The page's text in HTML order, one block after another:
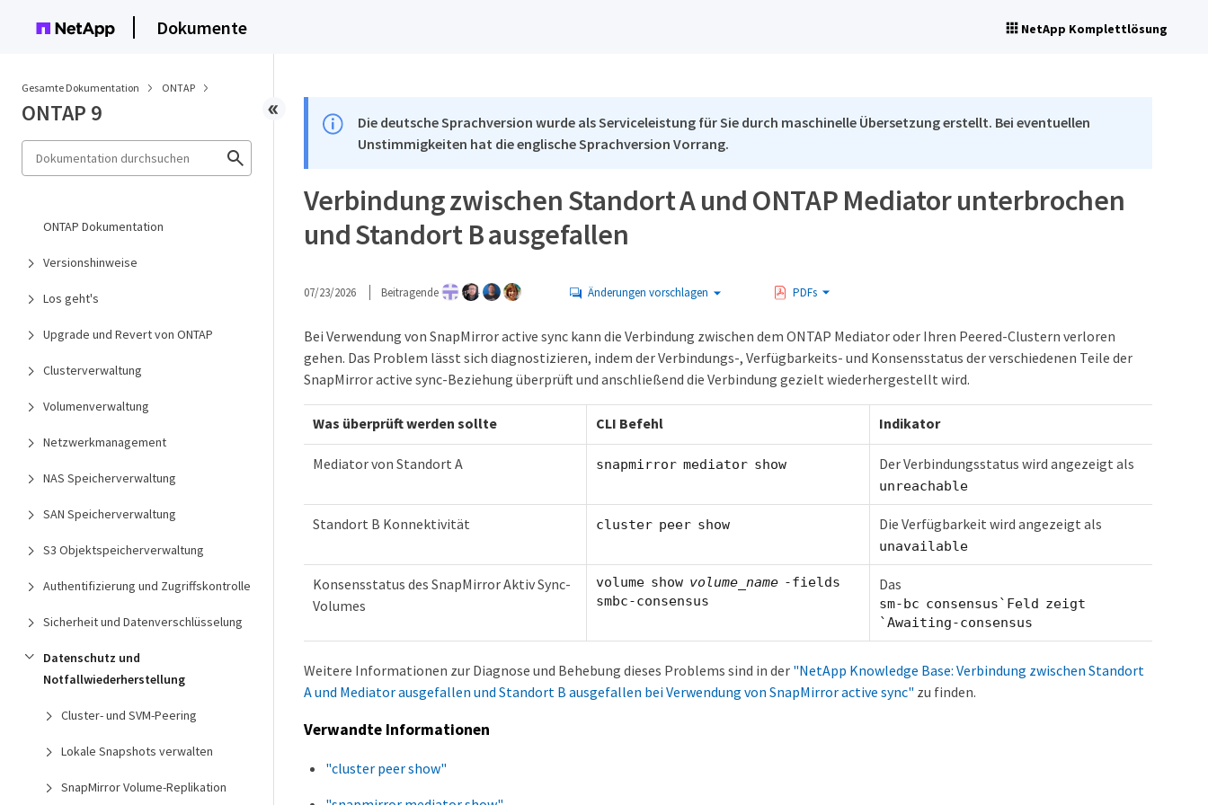
Dokumente NetApp Komplettlösung
Gesamte Dokumentation ONTAP
ONTAP 9
ONTAP Dokumentation
Versionshinweise
Los geht's
Upgrade und Revert von ONTAP
Clusterverwaltung
Volumenverwaltung
Netzwerkmanagement
NAS Speicherverwaltung
SAN Speicherverwaltung
S3 Objektspeicherverwaltung
Authentifizierung und Zugriffskontrolle
Sicherheit und Datenverschlüsselung
Datenschutz und
Notfallwiederherstellung
Cluster- und SVM-Peering
Lokale Snapshots verwalten
SnapMirror Volume-Replikation
Die deutsche Sprachversion wurde als Serviceleistung für Sie durch maschinelle Übersetzung erstellt. Bei eventuellen
Unstimmigkeiten hat die englische Sprachversion Vorrang.
Verbindung zwischen Standort A und ONTAP Mediator unterbrochen
und Standort B ausgefallen
07/23/2026 Beitragende Änderungen vorschlagen PDFs
Bei Verwendung von SnapMirror active sync kann die Verbindung zwischen dem ONTAP Mediator oder Ihren Peered-Clustern verloren
gehen. Das Problem lässt sich diagnostizieren, indem der Verbindungs-, Verfügbarkeits- und Konsensstatus der verschiedenen Teile der
SnapMirror active sync-Beziehung überprüft und anschließend die Verbindung gezielt wiederhergestellt wird.
Was überprüft werden sollte CLI Befehl Indikator
Mediator von Standort A snapmirror mediator show Der Verbindungsstatus wird angezeigt als
unreachable
Standort B Konnektivität cluster peer show Die Verfügbarkeit wird angezeigt als
unavailable
Konsensstatus des SnapMirror Aktiv Sync-
Volumes
volume show volume_name-fields
smbc-consensus
Das
sm-bc consensus`Feld zeigt
`Awaiting-consensus
Weitere Informationen zur Diagnose und Behebung dieses Problems sind in der "NetApp Knowledge Base: Verbindung zwischen Standort
A und Mediator ausgefallen und Standort B ausgefallen bei Verwendung von SnapMirror active sync" zu finden.
Verwandte Informationen
"cluster peer show"